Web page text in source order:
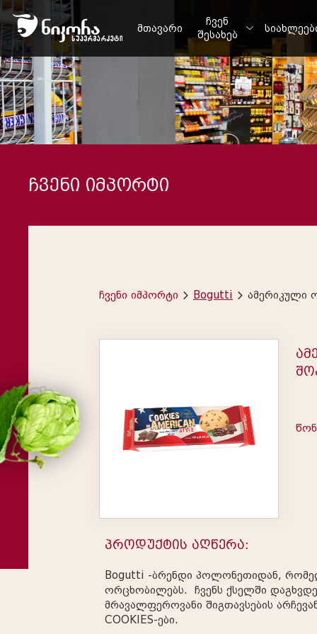
მთავარი
ჩვენ
შესახებ
ჩვენი იმპორტი
ჩვენი იმპორტი Bogutti
პროდუქტის აღწერა:
Bogutti -ბრენდი პოლონეთიდან,
ორცხობილებს. ჩვენს ქსელში
მრავალფეროვანი შიგთავსების
COOKIES-ები.